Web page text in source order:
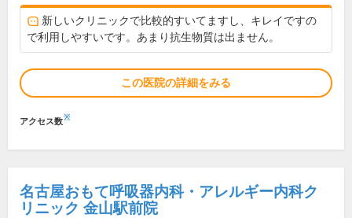
新しいクリニックで比較的すいてますし、キレイですの
で利用しやすいです。あまり抗生物質は出ません。
この医院の詳細をみる
アクセス数※
名古屋おもて呼吸器内科・アレルギー内科ク
リニック 金山駅前院